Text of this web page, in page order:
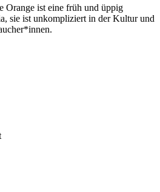
Orange ist eine früh und üppig
sie ist unkompliziert in der Kultur und